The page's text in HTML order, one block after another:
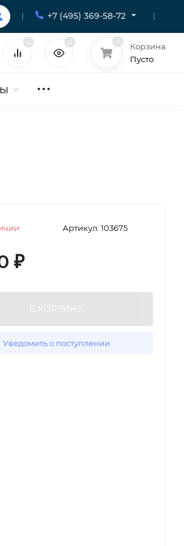
+7 (495) 369-58-72
Корзина
Пусто
Артикул: 103675
₽
В КОРЗИНУ
Уведомить о поступлении